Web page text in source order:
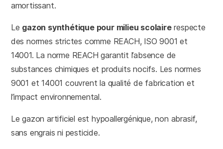
amortissant.
Le gazon synthétique pour milieu scolairerespecte
des normes strictes comme REACH, ISO 9001 et
14001. La norme REACH garantit l’absence de
substances chimiques et produits nocifs. Les normes
9001 et 14001 couvrent la qualité de fabrication et
l’impact environnemental.
Le gazon artificiel est hypoallergénique, non abrasif,
sans engrais ni pesticide.